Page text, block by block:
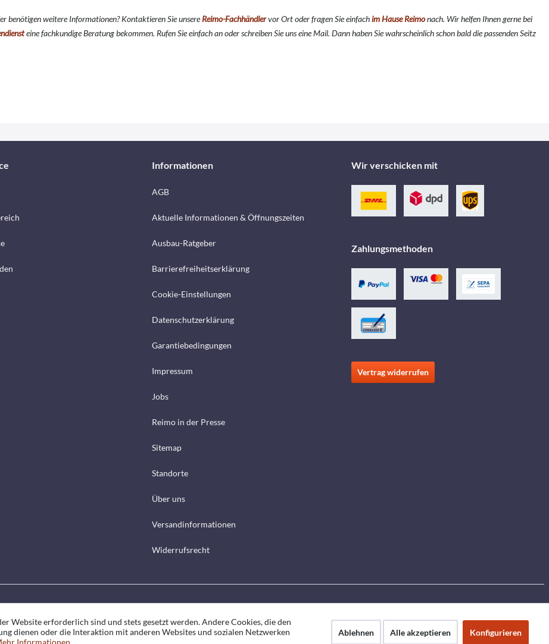
benötigen weitere Informationen? Kontaktieren Sie unsereReimo-Fachhändlervor Ort oder fragen Sie einfachim Hause Reimonach. Wir helfen Ihnen gerne bei
eine fachkundige Beratung bekommen. Rufen Sie einfach an oder schreiben Sie uns eine Mail. Dann haben Sie wahrscheinlich schon bald die passenden Seitz
Informationen
AGB
Aktuelle Informationen & Öffnungszeiten
Ausbau-Ratgeber
Barrierefreiheitserklärung
Cookie-Einstellungen
Datenschutzerklärung
Garantiebedingungen
Impressum
Jobs
Reimo in der Presse
Sitemap
Standorte
Über uns
Versandinformationen
Widerrufsrecht
Wir verschicken mit
Zahlungsmethoden
Vertrag widerrufen
Website erforderlich sind und stets gesetzt werden. Andere Cookies, die den
dienen oder die Interaktion mit anderen Websites und sozialen Netzwerken
Informationen
Ablehnen Alle akzeptieren Konfigurieren